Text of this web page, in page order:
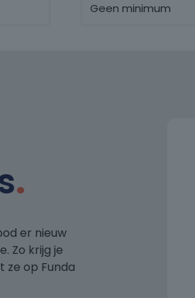
.
er nieuw
Zo krijg je
ze op Funda